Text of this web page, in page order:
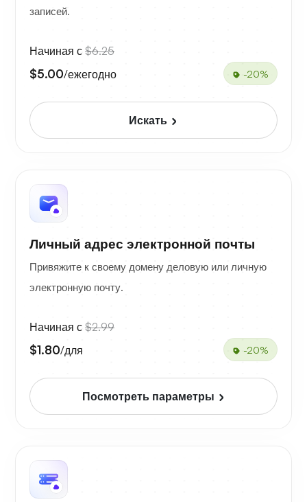
записей.
Начиная с $6.25
$5.00/ежегодно -20%
Искать
Личный адрес электронной почты
Привяжите к своему домену деловую или личную
электронную почту.
Начиная с $2.99
$1.80/для -20%
Посмотреть параметры